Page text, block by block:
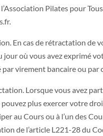
Pilates pour
.
En cas de rétractation de
où vous avez exprimé
virement bancaire ou par
Lorsque vous avez
plus exercer votre
au Cours ou à l’un des
de l’article L221-28 du